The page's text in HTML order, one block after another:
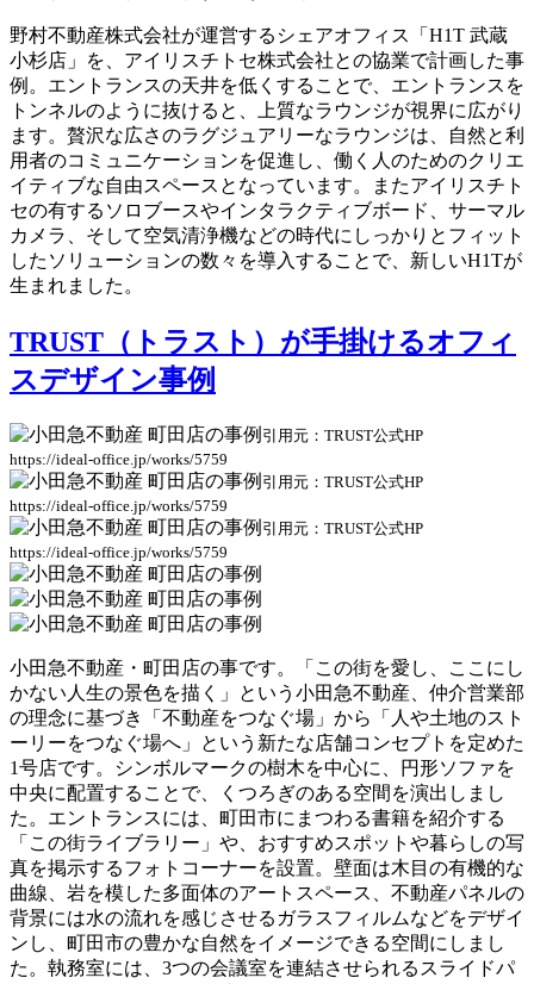
野村不動産株式会社が運営するシェアオフィス「H1T 武蔵
小杉店」を、アイリスチトセ株式会社との協業で計画した事
例。エントランスの天井を低くすることで、エントランスを
トンネルのように抜けると、上質なラウンジが視界に広がり
ます。 贅沢な広さのラグジュアリーなラウンジは、自然と利
用者のコミュニケーションを促進し、働く人のためのクリエ
イティブな自由スペースとなっています。
またアイリスチト
セの有するソロブースやインタラクティブボード、サーマル
カメラ、そして空気清浄機などの時代にしっかりとフィット
したソリューションの数々を導入することで、新しいH1Tが
生まれました。
TRUST（トラスト）が手掛けるオフィ
スデザイン事例
引用元：TRUST公式HP
https://ideal-office.jp/works/5759
引用元：TRUST公式HP
https://ideal-office.jp/works/5759
引用元：TRUST公式HP
https://ideal-office.jp/works/5759
小田急不動産・町田店の事です。「この街を愛し、ここにし
かない人生の景色を描く」という小田急不動産、仲介営業部
の理念に基づき「不動産をつなぐ場」から「人や土地のスト
ーリーをつなぐ場へ」という新たな店舗コンセプトを定めた
1号店です。シンボルマークの樹木を中心に、円形ソファを
中央に配置することで、くつろぎのある空間を演出しまし
た。 エントランスには、町田市にまつわる書籍を紹介する
「この街ライブラリー」や、おすすめスポットや暮らしの写
真を掲示するフォトコーナーを設置。 壁面は木目の有機的な
曲線、岩を模した多面体のアートスペース、不動産パネルの
背景には水の流れを感じさせるガラスフィルムなどをデザイ
ンし、町田市の豊かな自然をイメージできる空間にしまし
た。執務室には、3つの会議室を連結させられるスライドパ